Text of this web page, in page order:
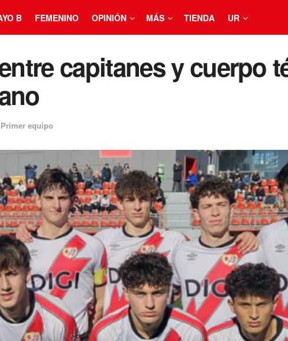
B FEMENINO OPINIÓN MÁS TIENDA UR
capitanes y cuerpo
Primer equipo